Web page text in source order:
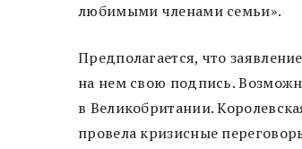
любимыми членами семьи».
Предполагается, что
на нем свою подпись.
в Великобритании.
провела кризисные